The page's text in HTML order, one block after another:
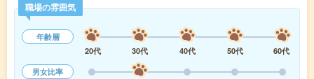
職場の雰囲気
年齢層
20代
30代 40代 50代
60代
男女比率